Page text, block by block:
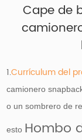
Cape de
1.Currículum del
camionero
o un sombrero de
esto Hombo